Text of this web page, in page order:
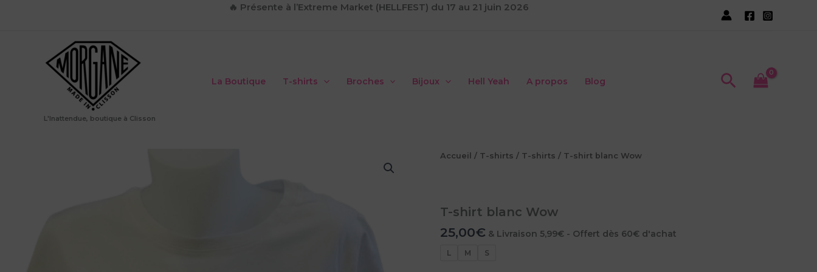
🔥 Présente à l’Extreme Market (HELLFEST) du 17 au 21 juin 2026
L'Inattendue, boutique à Clisson
La Boutique T-shirts Broches Bijoux Hell Yeah A propos Blog
Accueil / T-shirts / T-shirts / T-shirt blanc Wow
T-shirt blanc Wow
25,00€ & Livraison 5,99€ - Offert dès 60€ d'achat
L M S